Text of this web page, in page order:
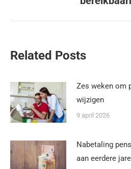
Related Posts
Zes weken om
wijzigen
9 april 2026
Nabetaling
aan eerdere